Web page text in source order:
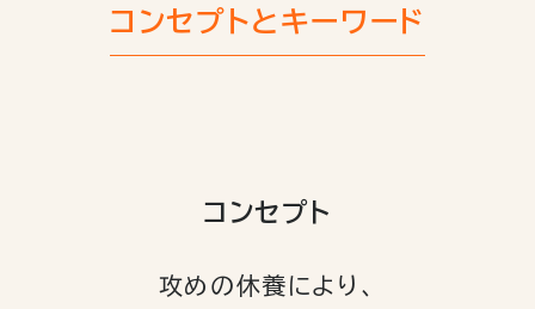
コンセプトとキーワード
コンセプト
攻めの休養により、